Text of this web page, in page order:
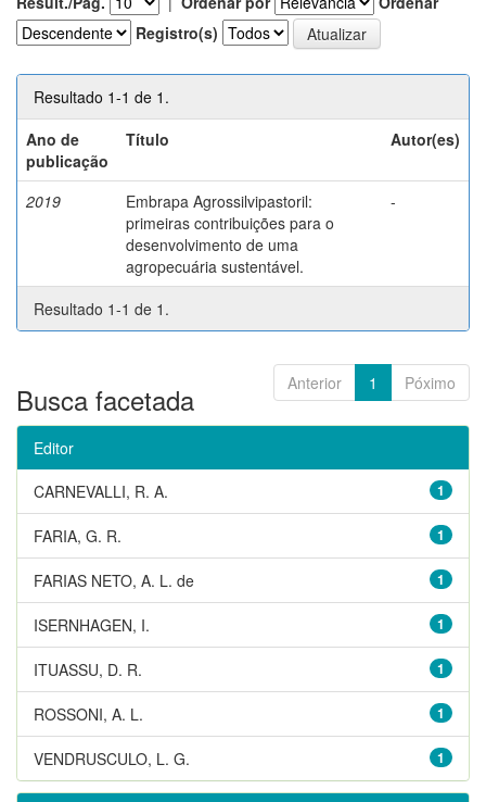
Registro(s)
Resultado 1-1 de 1.
Ano de
publicação
Título Autor(es)
2019
Embrapa Agrossilvipastoril:
primeiras contribuições para o
desenvolvimento de uma
agropecuária sustentável.
-
Resultado 1-1 de 1.
Anterior 1 Póximo
Busca facetada
Editor
1
CARNEVALLI, R. A.
1
FARIA, G. R.
1
FARIAS NETO, A. L. de
1
ISERNHAGEN, I.
1
ITUASSU, D. R.
1
ROSSONI, A. L.
1
VENDRUSCULO, L. G.